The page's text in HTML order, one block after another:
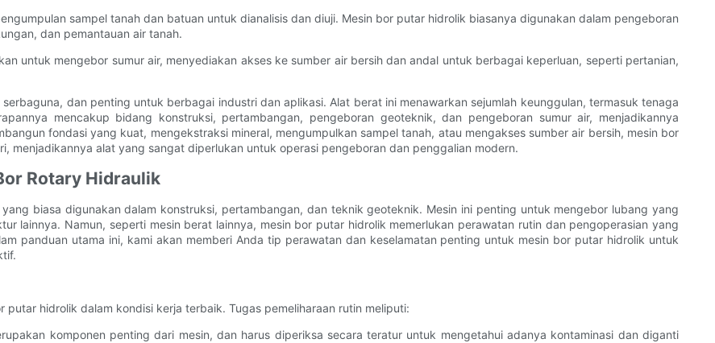
sampel tanah dan batuan untuk dianalisis dan diuji. Mesin bor putar hidrolik biasanya digunakan dalam pengeboran
dan pemantauan air tanah.
untuk mengebor sumur air, menyediakan akses ke sumber air bersih dan andal untuk berbagai keperluan, seperti pertanian,
dan penting untuk berbagai industri dan aplikasi. Alat berat ini menawarkan sejumlah keunggulan, termasuk tenaga
mencakup bidang konstruksi, pertambangan, pengeboran geoteknik, dan pengeboran sumur air, menjadikannya
fondasi yang kuat, mengekstraksi mineral, mengumpulkan sampel tanah, atau mengakses sumber air bersih, mesin bor
menjadikannya alat yang sangat diperlukan untuk operasi pengeboran dan penggalian modern.
Rotary Hidraulik
biasa digunakan dalam konstruksi, pertambangan, dan teknik geoteknik. Mesin ini penting untuk mengebor lubang yang
lainnya. Namun, seperti mesin berat lainnya, mesin bor putar hidrolik memerlukan perawatan rutin dan pengoperasian yang
panduan utama ini, kami akan memberi Anda tip perawatan dan keselamatan penting untuk mesin bor putar hidrolik untuk
hidrolik dalam kondisi kerja terbaik. Tugas pemeliharaan rutin meliputi:
komponen penting dari mesin, dan harus diperiksa secara teratur untuk mengetahui adanya kontaminasi dan diganti